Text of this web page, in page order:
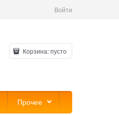
Войти
Корзина:пусто
Прочее